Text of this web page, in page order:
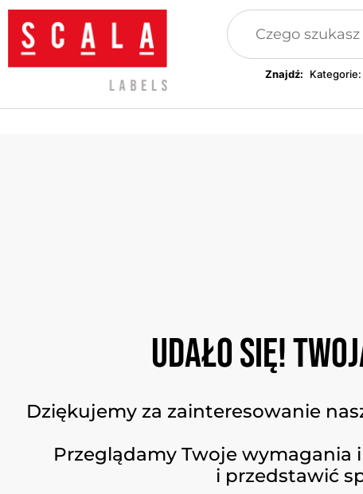
Znajdź: Kategorie:
Udało się!
Dziękujemy za zainteresowanie
Przeglądamy Twoje
i przedstawić